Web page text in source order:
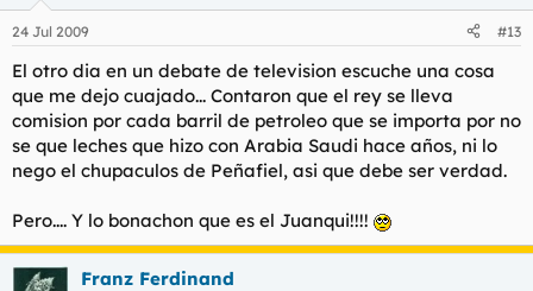
24 Jul 2009 #13
El otro dia en un debate de television escuche una cosa
que me dejo cuajado... Contaron que el rey se lleva
comision por cada barril de petroleo que se importa por no
se que leches que hizo con Arabia Saudi hace años, ni lo
nego el chupaculos de Peñafiel, asi que debe ser verdad.
Pero.... Y lo bonachon que es el Juanqui!!!!
Franz Ferdinand